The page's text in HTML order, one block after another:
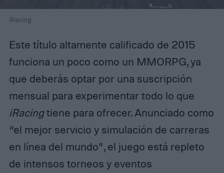
iRacing
Este título altamente calificado de 2015
funciona un poco como un MMORPG, ya
que deberás optar por una suscripción
mensual para experimentar todo lo que
iRacingtiene para ofrecer. Anunciado como
“el mejor servicio y simulación de carreras
en línea del mundo”, el juego está repleto
de intensos torneos y eventos